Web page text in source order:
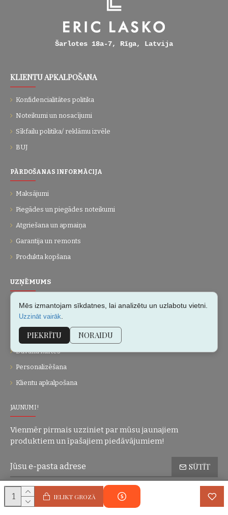
IELIKT GROZĀ
Šarlotes 18a-7, Rīga, Latvija
KLIENTU APKALPOŠANA
Konfidencialitātes politika
Noteikumi un nosacījumi
Sīkfailu politika/ reklāmu izvēle
BUJ
PĀRDOŠANAS INFORMĀCIJA
Maksājumi
Piegādes un piegādes noteikumi
Atgriešana un apmaiņa
Garantija un remonts
Produkta kopšana
UZŅĒMUMS
Par mums
Kontakti
Vietnes karte
Dāvanu kartes
Personalizēšana
Klientu apkalpošana
JAUNUMI!
Vienmēr pirmais uzziniet par mūsu jaunajiem
produktiem un īpašajiem piedāvājumiem!
SŪTĪT
Esmu iepazinies(-usies) ar sadaļu Konfidencialitātes politika
piekrītu visiem minētajiem noteikumiem
Mēs izmantojam sīkdatnes, lai analizētu un uzlabotu vietni.
Uzzināt vairāk
PIEKRĪTU NORAIDU